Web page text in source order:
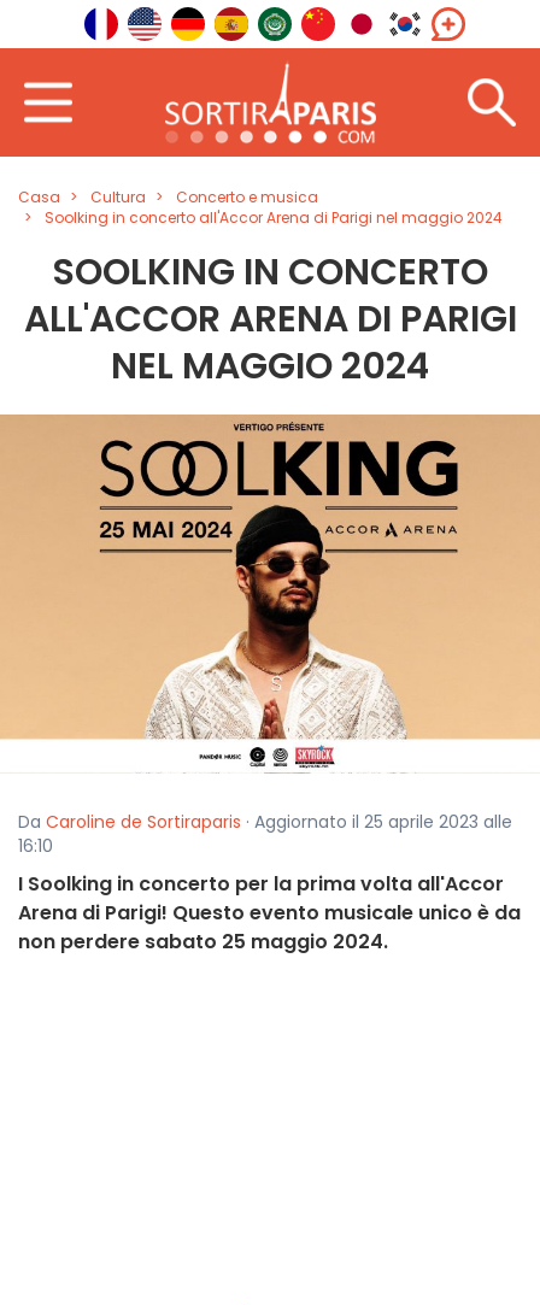
Casa Cultura
Concerto e musica
Soolking in concerto all'Accor Arena di Parigi nel maggio 2024
SOOLKING IN CONCERTO
ALL'ACCOR ARENA DI PARIGI
NEL MAGGIO 2024
Da Caroline de Sortiraparis · Aggiornato il 25 aprile 2023 alle
16:10
I Soolking in concerto per la prima volta all'Accor
Arena di Parigi! Questo evento musicale unico è da
non perdere sabato 25 maggio 2024.